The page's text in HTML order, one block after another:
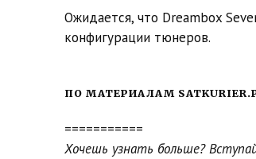
Ожидается, что Dreambox
конфигурации тюнеров.
ПО МАТЕРИАЛАМ
===========
Хочешь узнать больше?